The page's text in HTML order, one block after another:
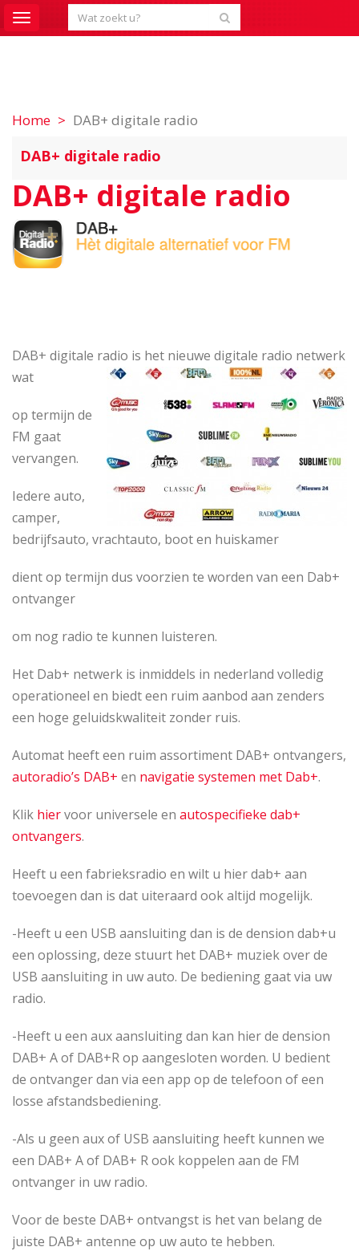
Toggle
navigation
Home DAB+ digitale radio
DAB+ digitale radio
DAB+ digitale radio
DAB+ digitale radio is het nieuwe digitale radio netwerk
wat
op termijn de
FM gaat
vervangen.
Iedere auto,
camper,
bedrijfsauto, vrachtauto, boot en huiskamer
dient op termijn dus voorzien te worden van een Dab+
ontvanger
om nog radio te kunnen luisteren.
Het Dab+ netwerk is inmiddels in nederland volledig
operationeel en biedt een ruim aanbod aan zenders
een hoge geluidskwaliteit zonder ruis.
Automat heeft een ruim assortiment DAB+ ontvangers,
autoradio’s DAB+ en navigatie systemen met Dab+.
Klik hiervoor universele en autospecifieke dab+
ontvangers.
Heeft u een fabrieksradio en wilt u hier dab+ aan
toevoegen dan is dat uiteraard ook altijd mogelijk.
-Heeft u een USB aansluiting dan is de dension dab+u
een oplossing, deze stuurt het DAB+ muziek over de
USB aansluiting in uw auto. De bediening gaat via uw
radio.
-Heeft u een aux aansluiting dan kan hier de dension
DAB+ A of DAB+R op aangesloten worden. U bedient
de ontvanger dan via een app op de telefoon of een
losse afstandsbediening.
-Als u geen aux of USB aansluiting heeft kunnen we
een DAB+ A of DAB+ R ook koppelen aan de FM
ontvanger in uw radio.
Voor de beste DAB+ ontvangst is het van belang de
juiste DAB+ antenne op uw auto te hebben.